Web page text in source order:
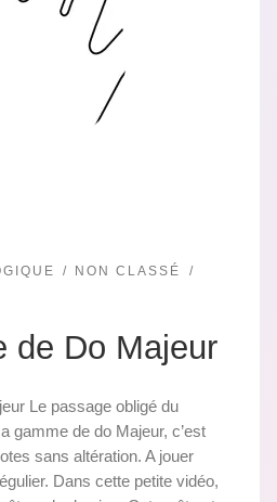
NON CLASSÉ
de Do Majeur
Le passage obligé du
gamme de do Majeur, c’est
sans altération. A jouer
Dans cette petite vidéo,